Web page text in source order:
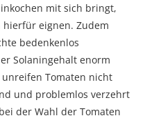
mit sich bringt,
hierfür eignen. Zudem
bedenkenlos
Solaningehalt enorm
Tomaten nicht
und problemlos verzehrt
der Wahl der Tomaten